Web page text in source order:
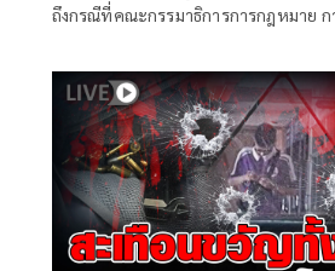
ถึงกรณีที่คณะกรรมาธิการการกฎหมาย
กรรมาธิการ มีการอ้างชื่อนายกรัฐมนตรี
ทุจริตสอบท้องถิ่น